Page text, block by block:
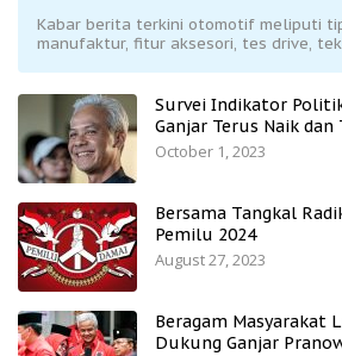
Kabar berita terkini otomotif meliputi
manufaktur, fitur aksesori, tes drive,
Survei Indikator
Ganjar Terus Naik dan
October 1, 2023
Bersama Tangkal
Pemilu 2024
August 27, 2023
Beragam Masyarakat
Dukung Ganjar